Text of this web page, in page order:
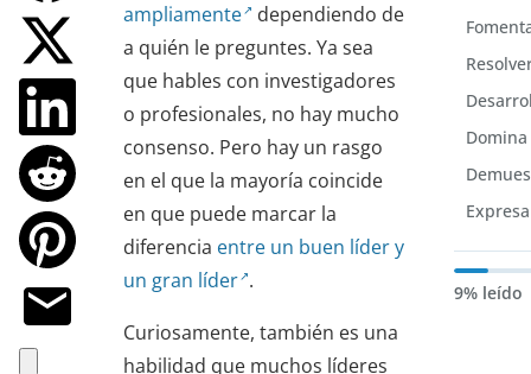
ampliamente
dependiendo de
a quién le preguntes. Ya sea
que hables con investigadores
o profesionales, no hay mucho
consenso. Pero hay un rasgo
en el que la mayoría coincide
en que puede marcar la
diferencia entre un buen líder y
un gran líder .
Curiosamente, también es una
habilidad que muchos líderes
9% leído